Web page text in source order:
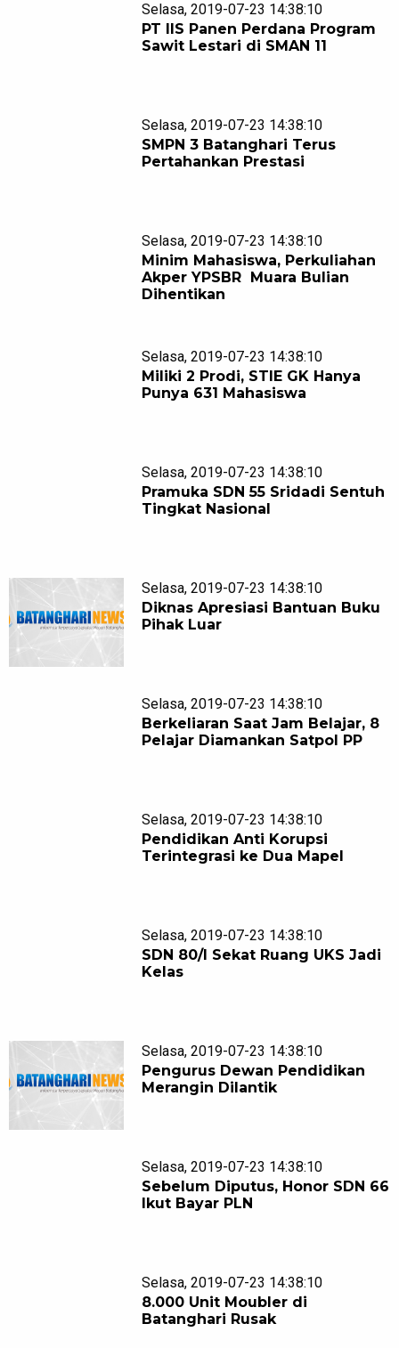
Selasa, 2019-07-23 14:38:10
PT IIS Panen Perdana Program
Sawit Lestari di SMAN 11
Selasa, 2019-07-23 14:38:10
SMPN 3 Batanghari Terus
Pertahankan Prestasi
Selasa, 2019-07-23 14:38:10
Minim Mahasiswa, Perkuliahan
Akper YPSBR Muara Bulian
Dihentikan
Selasa, 2019-07-23 14:38:10
Miliki 2 Prodi, STIE GK Hanya
Punya 631 Mahasiswa
Selasa, 2019-07-23 14:38:10
Pramuka SDN 55 Sridadi Sentuh
Tingkat Nasional
Selasa, 2019-07-23 14:38:10
Diknas Apresiasi Bantuan Buku
Pihak Luar
Selasa, 2019-07-23 14:38:10
Berkeliaran Saat Jam Belajar, 8
Pelajar Diamankan Satpol PP
Selasa, 2019-07-23 14:38:10
Pendidikan Anti Korupsi
Terintegrasi ke Dua Mapel
Selasa, 2019-07-23 14:38:10
SDN 80/I Sekat Ruang UKS Jadi
Kelas
Selasa, 2019-07-23 14:38:10
Pengurus Dewan Pendidikan
Merangin Dilantik
Selasa, 2019-07-23 14:38:10
Sebelum Diputus, Honor SDN 66
Ikut Bayar PLN
Selasa, 2019-07-23 14:38:10
8.000 Unit Moubler di
Batanghari Rusak